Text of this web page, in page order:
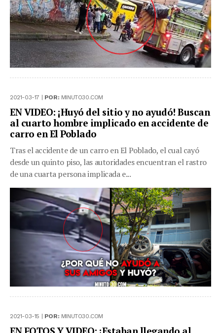
2021-03-17 | POR: MINUTO30.COM
EN VIDEO: ¡Huyó del sitio y no ayudó! Buscan
al cuarto hombre implicado en accidente de
carro en El Poblado
Tras el accidente de un carro en El Poblado, el cual cayó
desde un quinto piso, las autoridades encuentran el rastro
de una cuarta persona implicada e...
2021-03-15 | POR: MINUTO30.COM